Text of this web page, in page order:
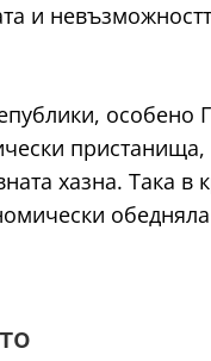
и
особено
хазна. Така в